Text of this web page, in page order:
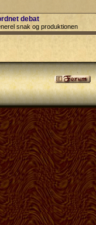
debat
snak og produktionen